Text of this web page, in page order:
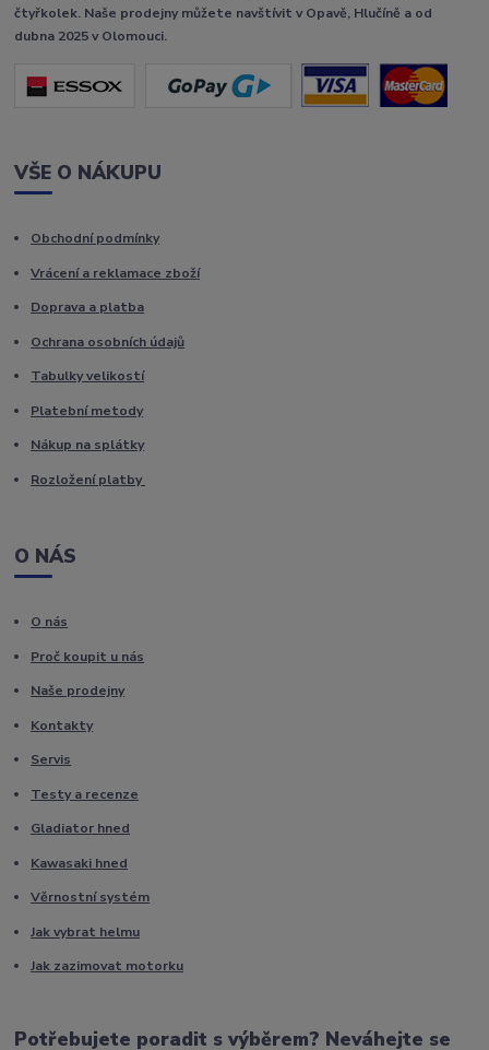
čtyřkolek. Naše prodejny můžete navštívit v Opavě, Hlučíně a od
dubna 2025 v Olomouci.
VŠE O NÁKUPU
Obchodní podmínky
Vrácení a reklamace zboží
Doprava a platba
Ochrana osobních údajů
Tabulky velikostí
Platební metody
Nákup na splátky
Rozložení platby
O NÁS
O nás
Proč koupit u nás
Naše prodejny
Kontakty
Servis
Testy a recenze
Gladiator hned
Kawasaki hned
Věrnostní systém
Jak vybrat helmu
Jak zazimovat motorku
Potřebujete poradit s výběrem? Neváhejte se